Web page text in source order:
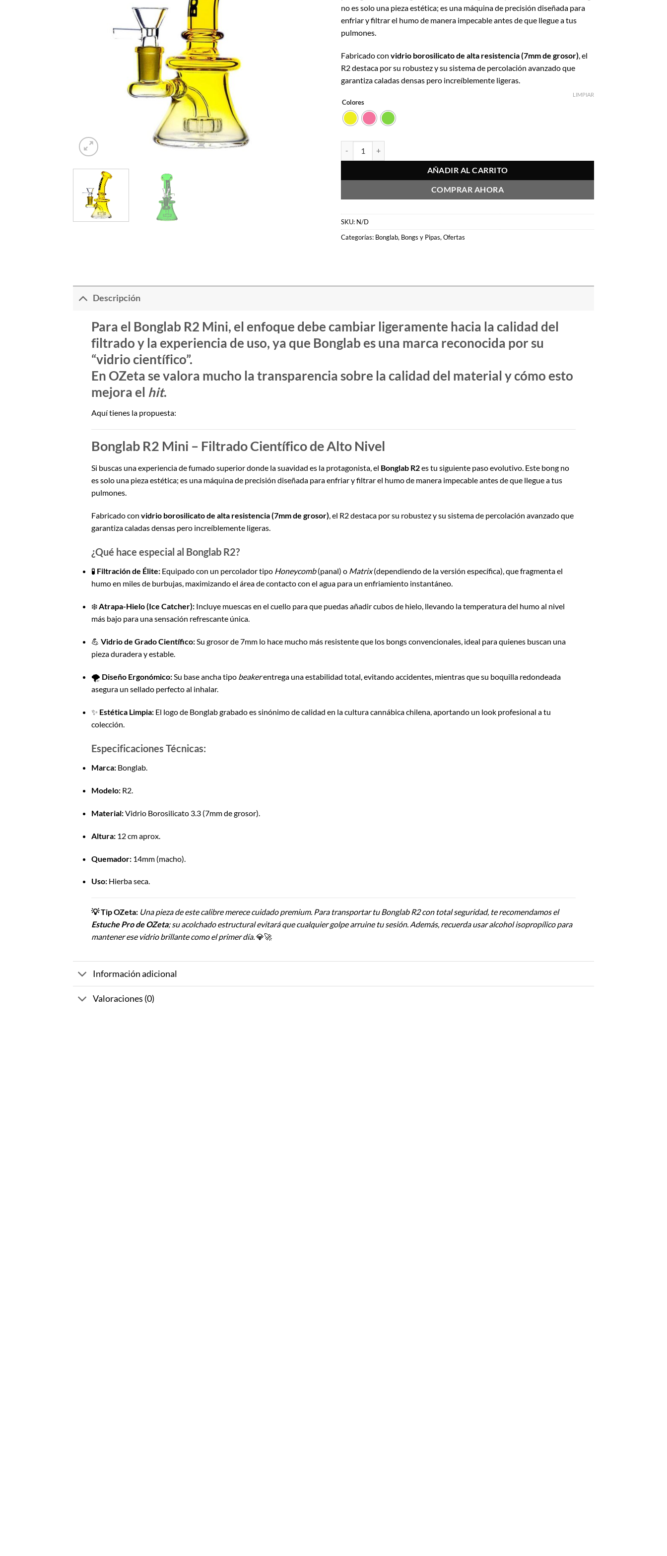
$23.990.$21.591.
no es solo una pieza estética; es una máquina de precisión diseñada para
enfriar y filtrar el humo de manera impecable antes de que llegue a tus
pulmones.
Fabricado con vidrio borosilicato de alta resistencia (7mm de grosor), el
R2 destaca por su robustez y su sistema de percolación avanzado que
garantiza caladas densas pero increíblemente ligeras.
Colores
LIMPIAR
AÑADIR AL CARRITO
COMPRAR AHORA
SKU: N/D
Categorías: Bonglab, Bongs y Pipas, Ofertas
Descripción
Para el Bonglab R2 Mini, el enfoque debe cambiar ligeramente hacia la calidad del
filtrado y la experiencia de uso, ya que Bonglab es una marca reconocida por su
“vidrio científico”.
En OZeta se valora mucho la transparencia sobre la calidad del material y cómo esto
mejora el hit.
Aquí tienes la propuesta:
Bonglab R2 Mini – Filtrado Científico de Alto Nivel
Si buscas una experiencia de fumado superior donde la suavidad es la protagonista, el Bonglab R2es tu siguiente paso evolutivo. Este bong no
es solo una pieza estética; es una máquina de precisión diseñada para enfriar y filtrar el humo de manera impecable antes de que llegue a tus
pulmones.
Fabricado con vidrio borosilicato de alta resistencia (7mm de grosor) , el R2 destaca por su robustez y su sistema de percolación avanzado que
garantiza caladas densas pero increíblemente ligeras.
¿Qué hace especial al Bonglab R2?
🧪 Filtración de Élite:Equipado con un percolador tipo Honeycomb(panal) o Matrix(dependiendo de la versión específica), que fragmenta el
humo en miles de burbujas, maximizando el área de contacto con el agua para un enfriamiento instantáneo.
❄️Atrapa-Hielo (Ice Catcher):Incluye muescas en el cuello para que puedas añadir cubos de hielo, llevando la temperatura del humo al nivel
más bajo para una sensación refrescante única.
💪 Vidrio de Grado Científico:Su grosor de 7mm lo hace mucho más resistente que los bongs convencionales, ideal para quienes buscan una
pieza duradera y estable.
🌪️ Diseño Ergonómico:Su base ancha tipo beakerentrega una estabilidad total, evitando accidentes, mientras que su boquilla redondeada
asegura un sellado perfecto al inhalar.
✨ Estética Limpia:El logo de Bonglab grabado es sinónimo de calidad en la cultura cannábica chilena, aportando un look profesional a tu
colección.
Especificaciones Técnicas:
Marca:Bonglab.
Modelo:R2.
Material:Vidrio Borosilicato 3.3 (7mm de grosor).
Altura:12 cm aprox.
Quemador:14mm (macho).
Uso:Hierba seca.
💡 Tip OZeta: Una pieza de este calibre merece cuidado premium. Para transportar tu Bonglab R2 con total seguridad, te recomendamos el
Estuche Pro de OZeta; su acolchado estructural evitará que cualquier golpe arruine tu sesión. Además, recuerda usar alcohol isopropílico para
mantener ese vidrio brillante como el primer día.💎🚀
Información adicional
Valoraciones (0)